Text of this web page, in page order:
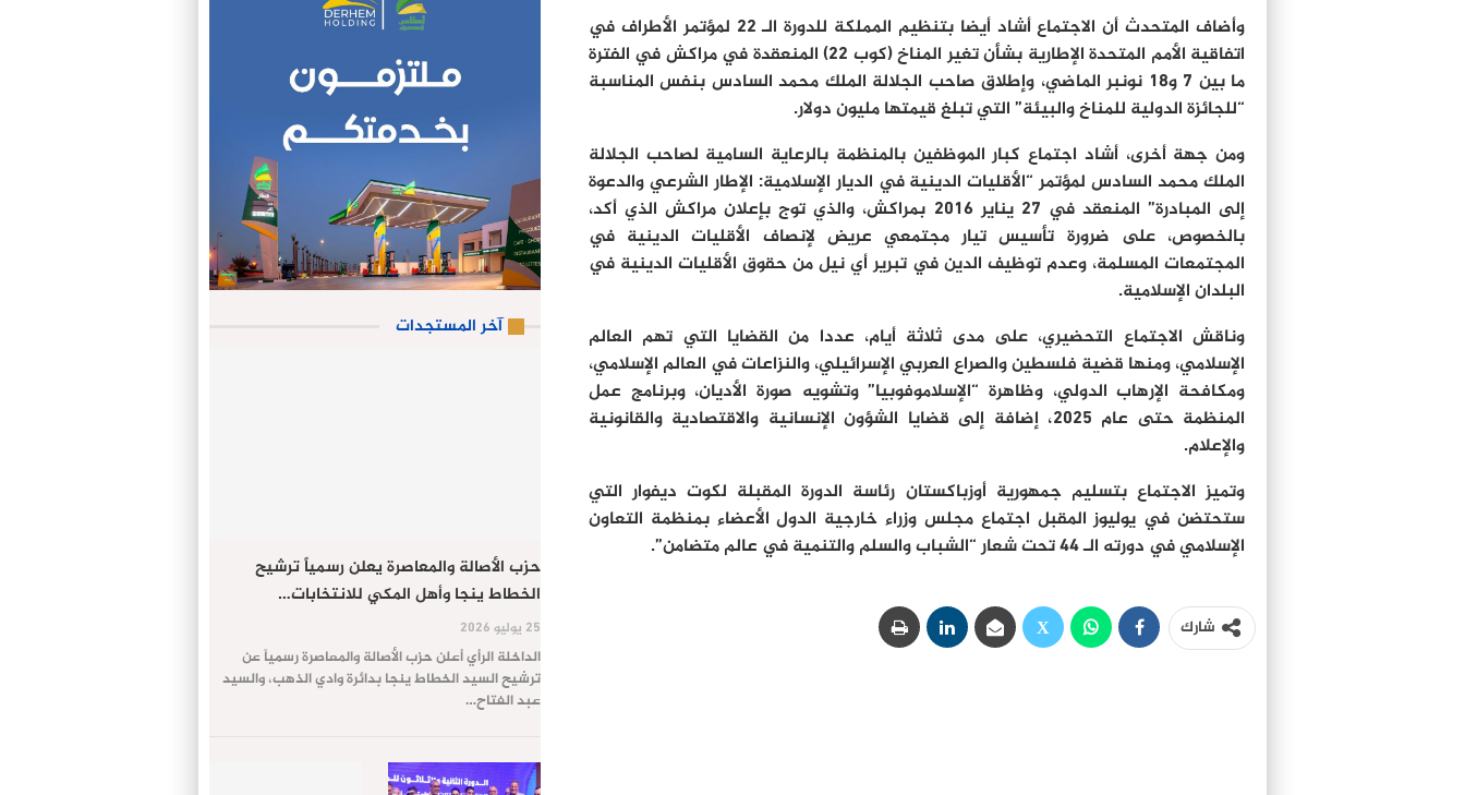
وأضاف المتحدث أن الاجتماع أشاد أيضا بتنظيم المملكة للدورة الـ 22 لمؤتمر الأطراف في
اتفاقية الأمم المتحدة الإطارية بشأن تغير المناخ (كوب 22) المنعقدة في مراكش في الفترة
ما بين 7 و18 نونبر الماضي، وإطلاق صاحب الجلالة الملك محمد السادس بنفس المناسبة
“للجائزة الدولية للمناخ والبيئة” التي تبلغ قيمتها مليون دولار.
ومن جهة أخرى، أشاد اجتماع كبار الموظفين بالمنظمة بالرعاية السامية لصاحب الجلالة
الملك محمد السادس لمؤتمر “الأقليات الدينية في الديار الإسلامية: الإطار الشرعي والدعوة
إلى المبادرة” المنعقد في 27 يناير 2016 بمراكش، والذي توج بإعلان مراكش الذي أكد،
بالخصوص، على ضرورة تأسيس تيار مجتمعي عريض لإنصاف الأقليات الدينية في
المجتمعات المسلمة، وعدم توظيف الدين في تبرير أي نيل من حقوق الأقليات الدينية في
البلدان الإسلامية.
وناقش الاجتماع التحضيري، على مدى ثلاثة أيام، عددا من القضايا التي تهم العالم
الإسلامي، ومنها قضية فلسطين والصراع العربي الإسرائيلي، والنزاعات في العالم الإسلامي،
ومكافحة الإرهاب الدولي، وظاهرة “الإسلاموفوبيا” وتشويه صورة الأديان، وبرنامج عمل
المنظمة حتى عام 2025، إضافة إلى قضايا الشؤون الإنسانية والاقتصادية والقانونية
والإعلام.
وتميز الاجتماع بتسليم جمهورية أوزباكستان رئاسة الدورة المقبلة لكوت ديفوار التي
ستحتضن في يوليوز المقبل اجتماع مجلس وزراء خارجية الدول الأعضاء بمنظمة التعاون
الإسلامي في دورته الـ 44 تحت شعار “الشباب والسلم والتنمية في عالم متضامن”.
شارك
آخر المستجدات
حزب الأصالة والمعاصرة يعلن رسمياً ترشيح
الخطاط ينجا وأهل المكي للانتخابات…
25 يوليو 2026
الداخلة الرأي أعلن حزب الأصالة والمعاصرة رسمياً عن
ترشيح السيد الخطاط ينجا بدائرة وادي الذهب، والسيد
عبد الفتاح…